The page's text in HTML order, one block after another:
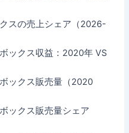
スの売上シェア（2026-
ックス収益：2020年 VS
ックス販売量（2020
ックス販売量シェア